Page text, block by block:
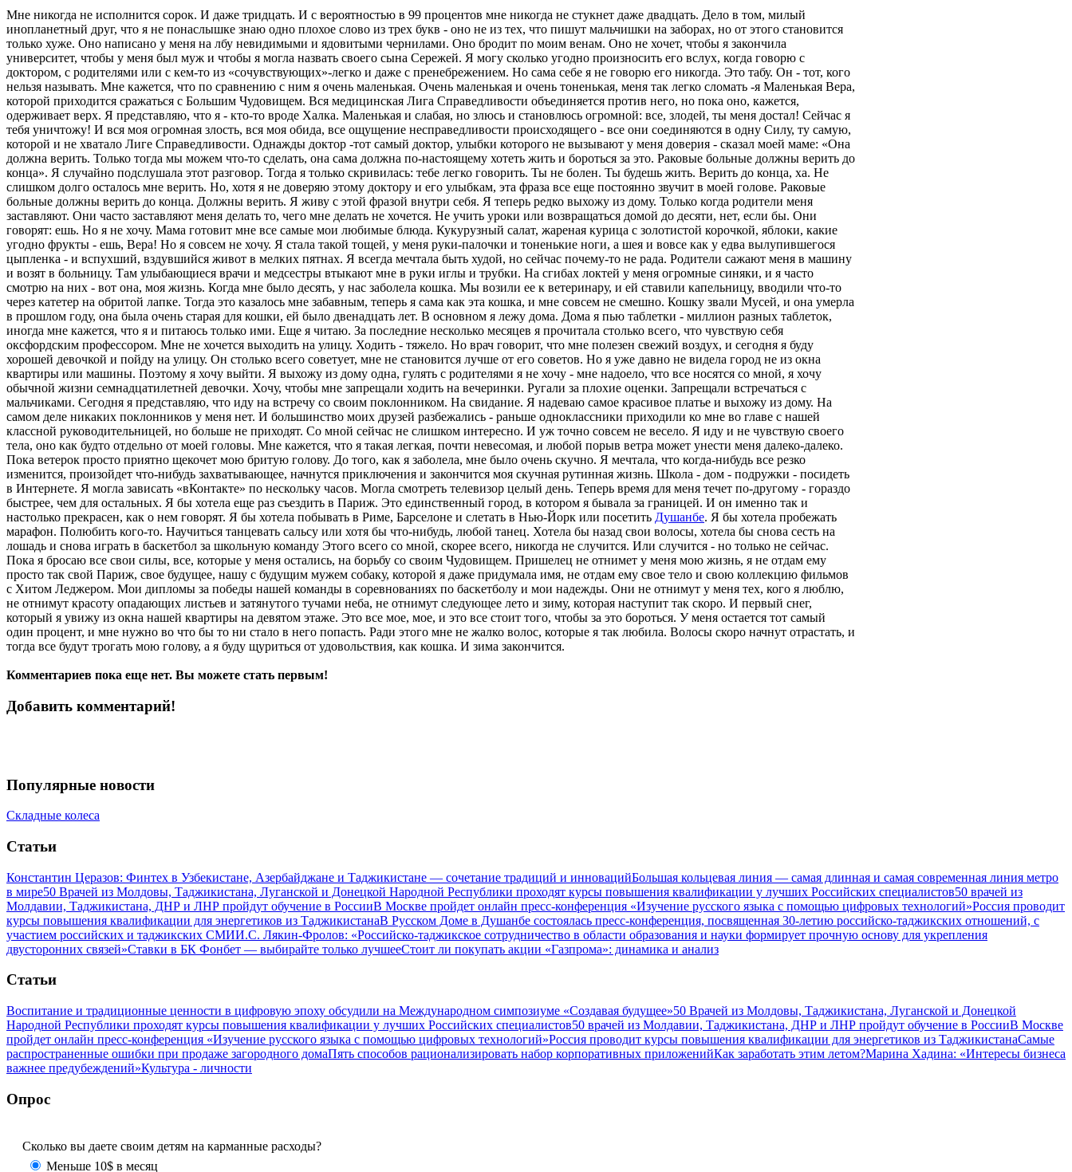
Мне никогда не исполнится сорок. И даже тридцать. И с вероятностью в 99 процентов мне никогда не стукнет даже двадцать. Дело в том, милый
инопланетный друг, что я не понаслышке знаю одно плохое слово из трех букв - оно не из тех, что пишут мальчишки на заборах, но от этого становится
только хуже. Оно написано у меня на лбу невидимыми и ядовитыми чернилами. Оно бродит по моим венам. Оно не хочет, чтобы я закончила
университет, чтобы у меня был муж и чтобы я могла назвать своего сына Сережей. Я могу сколько угодно произносить его вслух, когда говорю с
доктором, с родителями или с кем-то из «сочувствующих»-легко и даже с пренебрежением. Но сама себе я не говорю его никогда. Это табу. Он - тот, кого
нельзя называть. Мне кажется, что по сравнению с ним я очень маленькая. Очень маленькая и очень тоненькая, меня так легко сломать -я Маленькая Вера,
которой приходится сражаться с Большим Чудовищем. Вся медицинская Лига Справедливости объединяется против него, но пока оно, кажется,
одерживает верх. Я представляю, что я - кто-то вроде Халка. Маленькая и слабая, но злюсь и становлюсь огромной: все, злодей, ты меня достал! Сейчас я
тебя уничтожу! И вся моя огромная злость, вся моя обида, все ощущение несправедливости происходящего - все они соединяются в одну Силу, ту самую,
которой и не хватало Лиге Справедливости. Однажды доктор -тот самый доктор, улыбки которого не вызывают у меня доверия - сказал моей маме: «Она
должна верить. Только тогда мы можем что-то сделать, она сама должна по-настоящему хотеть жить и бороться за это. Раковые больные должны верить до
конца». Я случайно подслушала этот разговор. Тогда я только скривилась: тебе легко говорить. Ты не болен. Ты будешь жить. Верить до конца, ха. Не
слишком долго осталось мне верить. Но, хотя я не доверяю этому доктору и его улыбкам, эта фраза все еще постоянно звучит в моей голове. Раковые
больные должны верить до конца. Должны верить. Я живу с этой фразой внутри себя. Я теперь редко выхожу из дому. Только когда родители меня
заставляют. Они часто заставляют меня делать то, чего мне делать не хочется. Не учить уроки или возвращаться домой до десяти, нет, если бы. Они
говорят: ешь. Но я не хочу. Мама готовит мне все самые мои любимые блюда. Кукурузный салат, жареная курица с золотистой корочкой, яблоки, какие
угодно фрукты - ешь, Вера! Но я совсем не хочу. Я стала такой тощей, у меня руки-палочки и тоненькие ноги, а шея и вовсе как у едва вылупившегося
цыпленка - и вспухший, вздувшийся живот в мелких пятнах. Я всегда мечтала быть худой, но сейчас почему-то не рада. Родители сажают меня в машину
и возят в больницу. Там улыбающиеся врачи и медсестры втыкают мне в руки иглы и трубки. На сгибах локтей у меня огромные синяки, и я часто
смотрю на них - вот она, моя жизнь. Когда мне было десять, у нас заболела кошка. Мы возили ее к ветеринару, и ей ставили капельницу, вводили что-то
через катетер на обритой лапке. Тогда это казалось мне забавным, теперь я сама как эта кошка, и мне совсем не смешно. Кошку звали Мусей, и она умерла
в прошлом году, она была очень старая для кошки, ей было двенадцать лет. В основном я лежу дома. Дома я пью таблетки - миллион разных таблеток,
иногда мне кажется, что я и питаюсь только ими. Еще я читаю. За последние несколько месяцев я прочитала столько всего, что чувствую себя
оксфордским профессором. Мне не хочется выходить на улицу. Ходить - тяжело. Но врач говорит, что мне полезен свежий воздух, и сегодня я буду
хорошей девочкой и пойду на улицу. Он столько всего советует, мне не становится лучше от его советов. Но я уже давно не видела город не из окна
квартиры или машины. Поэтому я хочу выйти. Я выхожу из дому одна, гулять с родителями я не хочу - мне надоело, что все носятся со мной, я хочу
обычной жизни семнадцатилетней девочки. Хочу, чтобы мне запрещали ходить на вечеринки. Ругали за плохие оценки. Запрещали встречаться с
мальчиками. Сегодня я представляю, что иду на встречу со своим поклонником. На свидание. Я надеваю самое красивое платье и выхожу из дому. На
самом деле никаких поклонников у меня нет. И большинство моих друзей разбежались - раньше одноклассники приходили ко мне во главе с нашей
классной руководительницей, но больше не приходят. Со мной сейчас не слишком интересно. И уж точно совсем не весело. Я иду и не чувствую своего
тела, оно как будто отдельно от моей головы. Мне кажется, что я такая легкая, почти невесомая, и любой порыв ветра может унести меня далеко-далеко.
Пока ветерок просто приятно щекочет мою бритую голову. До того, как я заболела, мне было очень скучно. Я мечтала, что когда-нибудь все резко
изменится, произойдет что-нибудь захватывающее, начнутся приключения и закончится моя скучная рутинная жизнь. Школа - дом - подружки - посидеть
в Интернете. Я могла зависать «вКонтакте» по нескольку часов. Могла смотреть телевизор целый день. Теперь время для меня течет по-другому - гораздо
быстрее, чем для остальных. Я бы хотела еще раз съездить в Париж. Это единственный город, в котором я бывала за границей. И он именно так и
настолько прекрасен, как о нем говорят. Я бы хотела побывать в Риме, Барселоне и слетать в Нью-Йорк или посетить Душанбе. Я бы хотела пробежать
марафон. Полюбить кого-то. Научиться танцевать сальсу или хотя бы что-нибудь, любой танец. Хотела бы назад свои волосы, хотела бы снова сесть на
лошадь и снова играть в баскетбол за школьную команду Этого всего со мной, скорее всего, никогда не случится. Или случится - но только не сейчас.
Пока я бросаю все свои силы, все, которые у меня остались, на борьбу со своим Чудовищем. Пришелец не отнимет у меня мою жизнь, я не отдам ему
просто так свой Париж, свое будущее, нашу с будущим мужем собаку, которой я даже придумала имя, не отдам ему свое тело и свою коллекцию фильмов
с Хитом Леджером. Мои дипломы за победы нашей команды в соревнованиях по баскетболу и мои надежды. Они не отнимут у меня тех, кого я люблю,
не отнимут красоту опадающих листьев и затянутого тучами неба, не отнимут следующее лето и зиму, которая наступит так скоро. И первый снег,
который я увижу из окна нашей квартиры на девятом этаже. Это все мое, мое, и это все стоит того, чтобы за это бороться. У меня остается тот самый
один процент, и мне нужно во что бы то ни стало в него попасть. Ради этого мне не жалко волос, которые я так любила. Волосы скоро начнут отрастать, и
тогда все будут трогать мою голову, а я буду щуриться от удовольствия, как кошка. И зима закончится.
Комментариев пока еще нет. Вы можете стать первым!
Добавить комментарий!
Популярные новости
Складные колеса
Статьи
Константин Церазов: Финтех в Узбекистане, Азербайджане и Таджикистане — сочетание традиций и инновацийБольшая кольцевая линия — самая длинная и самая современная линия метро
в мире50 Врачей из Молдовы, Таджикистана, Луганской и Донецкой Народной Республики проходят курсы повышения квалификации у лучших Российских специалистов50 врачей из
Молдавии, Таджикистана, ДНР и ЛНР пройдут обучение в РоссииВ Москве пройдет онлайн пресс-конференция «Изучение русского языка с помощью цифровых технологий»Россия проводит
курсы повышения квалификации для энергетиков из ТаджикистанаВ Русском Доме в Душанбе состоялась пресс-конференция, посвященная 30-летию российско-таджикских отношений, с
участием российских и таджикских СМИИ.С. Лякин-Фролов: «Российско-таджикское сотрудничество в области образования и науки формирует прочную основу для укрепления
двусторонних связей»Ставки в БК Фонбет — выбирайте только лучшееСтоит ли покупать акции «Газпрома»: динамика и анализ
Статьи
Воспитание и традиционные ценности в цифровую эпоху обсудили на Международном симпозиуме «Создавая будущее»50 Врачей из Молдовы, Таджикистана, Луганской и Донецкой
Народной Республики проходят курсы повышения квалификации у лучших Российских специалистов50 врачей из Молдавии, Таджикистана, ДНР и ЛНР пройдут обучение в РоссииВ Москве
пройдет онлайн пресс-конференция «Изучение русского языка с помощью цифровых технологий»Россия проводит курсы повышения квалификации для энергетиков из ТаджикистанаСамые
распространенные ошибки при продаже загородного домаПять способов рационализировать набор корпоративных приложенийКак заработать этим летом?Марина Хадина: «Интересы бизнеса
важнее предубеждений»Культура - личности
Опрос
Сколько вы даете своим детям на карманные расходы?
Меньше 10$ в месяц